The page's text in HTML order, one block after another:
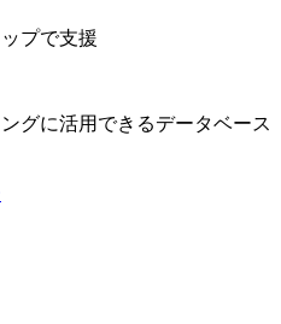
プで支援
グに活用できるデータベース